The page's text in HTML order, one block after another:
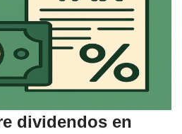
dividendos en